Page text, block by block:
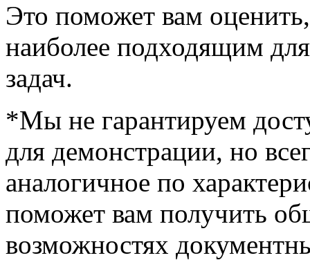
Это поможет вам
наиболее подходящим
задач.
*Мы не гарантируем
для демонстрации, но
аналогичное по
поможет вам получить
возможностях